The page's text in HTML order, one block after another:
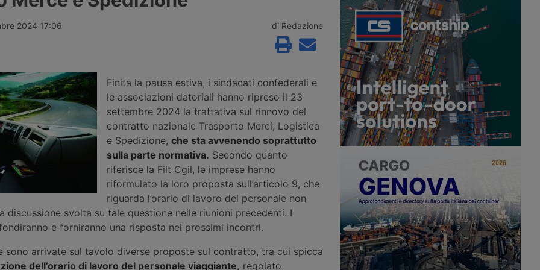
lo
da 74
aree di
autocarro con massa complessiva
circolanti in Italia.
rimasto bloccato oltre 24 ore vicino
a Ontígola, in Spagna, con
temperature superiori ai 42 gradi e
senza aria condizionata funzionante.
Il sindacato denuncia i ritardi
dell’azienda nell’assistenza stradale.
soffre di una carenza strutturale di
conducenti. Il provvedimento giunge
dopo la revoca delle patenti a circa
200mila immigrati con status
temporaneo.
2024 17:06 di Redazione
Finita la pausa estiva, i sindacati confederali e
le associazioni datoriali hanno ripreso il 23
settembre 2024 la trattativa sul rinnovo del
contratto nazionale Trasporto Merci, Logistica
e Spedizione, che sta avvenendo soprattutto
sulla parte normativa. Secondo quanto
riferisce la Filt Cgil, le imprese hanno
riformulato la loro proposta sull’articolo 9, che
riguarda l’orario di lavoro del personale non
discussione svolta su tale questione nelle riunioni precedenti. I
e forniranno una risposta nei prossimi incontri.
sono arrivate sul tavolo diverse proposte sul contratto, tra cui spicca
dell’orario di lavoro del personale viaggiante, regolato